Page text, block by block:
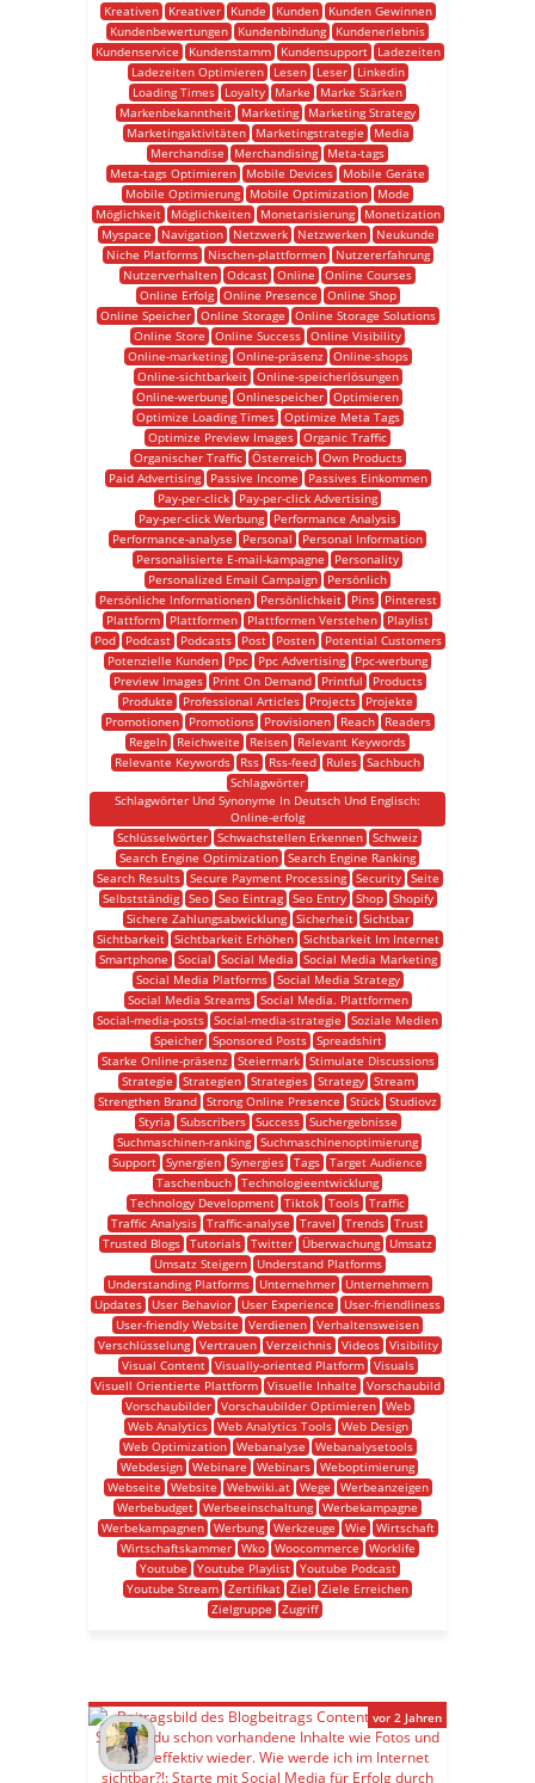
Kreativen
Kreativer Kunde Kunden
Kunden Gewinnen
Kundenbewertungen
Kundenbindung
Kundenerlebnis
Kundenservice
Kundenstamm Kundensupport
Ladezeiten
Ladezeiten Optimieren
Lesen Leser
Linkedin
Loading Times
Loyalty Marke
Marke Stärken
Markenbekanntheit
Marketing
Marketing Strategy
Marketingaktivitäten
Marketingstrategie
Media
Merchandise
Merchandising
Meta-tags
Meta-tags Optimieren
Mobile Devices
Mobile Geräte
Mobile Optimierung
Mobile Optimization
Mode
Möglichkeit
Möglichkeiten Monetarisierung
Monetization
Myspace
Navigation Netzwerk Netzwerken
Neukunde
Niche Platforms
Nischen-plattformen
Nutzererfahrung
Nutzerverhalten Odcast Online
Online Courses
Online Erfolg
Online Presence
Online Shop
Online Speicher
Online Storage
Online Storage Solutions
Online Store
Online Success Online Visibility
Online-marketing
Online-präsenz
Online-shops
Online-sichtbarkeit
Online-speicherlösungen
Online-werbung Onlinespeicher Optimieren
Optimize Loading Times
Optimize Meta Tags
Optimize Preview Images Organic Traffic
Organischer Traffic
Österreich
Own Products
Paid Advertising
Passive Income
Passives Einkommen
Pay-per-click
Pay-per-click Advertising
Pay-per-click Werbung
Performance Analysis
Performance-analyse
Personal
Personal Information
Personalisierte E-mail-kampagne
Personality
Personalized Email Campaign
Persönlich
Persönliche Informationen
Persönlichkeit Pins
Pinterest
Plattform
Plattformen Plattformen Verstehen
Playlist
Pod
Podcast Podcasts Post Posten
Potential Customers
Potenzielle Kunden
Ppc Ppc Advertising
Ppc-werbung
Preview Images
Print On Demand Printful
Products
Produkte
Professional Articles Projects
Projekte
Promotionen
Promotions Provisionen Reach
Readers
Regeln
Reichweite Reisen
Relevant Keywords
Relevante Keywords
Rss Rss-feed Rules Sachbuch
Schlagwörter
Schlagwörter Und Synonyme In Deutsch Und Englisch:
Online-erfolg
Schlüsselwörter Schwachstellen Erkennen Schweiz
Search Engine Optimization Search Engine Ranking
Search Results
Secure Payment Processing Security
Seite
Selbstständig
Seo Seo Eintrag Seo Entry Shop
Shopify
Sichere Zahlungsabwicklung
Sicherheit
Sichtbar
Sichtbarkeit
Sichtbarkeit Erhöhen
Sichtbarkeit Im Internet
Smartphone
Social Social Media
Social Media Marketing
Social Media Platforms
Social Media Strategy
Social Media Streams
Social Media. Plattformen
Social-media-posts Social-media-strategie
Soziale Medien
Speicher
Sponsored Posts
Spreadshirt
Starke Online-präsenz
Steiermark
Stimulate Discussions
Strategie
Strategien Strategies Strategy
Stream
Strengthen Brand Strong Online Presence Stück Studiovz
Styria
Subscribers Success
Suchergebnisse
Suchmaschinen-ranking Suchmaschinenoptimierung
Support Synergien Synergies Tags Target Audience
Taschenbuch Technologieentwicklung
Technology Development Tiktok Tools Traffic
Traffic Analysis Traffic-analyse Travel Trends Trust
Trusted Blogs Tutorials Twitter Überwachung
Umsatz
Umsatz Steigern
Understand Platforms
Understanding Platforms
Unternehmer
Unternehmern
Updates
User Behavior User Experience
User-friendliness
User-friendly Website
Verdienen Verhaltensweisen
Verschlüsselung
Vertrauen Verzeichnis Videos
Visibility
Visual Content
Visually-oriented Platform
Visuals
Visuell Orientierte Plattform Visuelle Inhalte
Vorschaubild
Vorschaubilder
Vorschaubilder Optimieren
Web
Web Analytics
Web Analytics Tools
Web Design
Web Optimization
Webanalyse
Webanalysetools
Webdesign Webinare Webinars Weboptimierung
Webseite
Website Webwiki.at Wege
Werbeanzeigen
Werbebudget Werbeeinschaltung Werbekampagne
Werbekampagnen
Werbung Werkzeuge Wie
Wirtschaft
Wirtschaftskammer
Wko Woocommerce
Worklife
Youtube
Youtube Playlist
Youtube Podcast
Youtube Stream Zertifikat Ziel
Ziele Erreichen
Zielgruppe
Zugriff
vor 2 Jahren